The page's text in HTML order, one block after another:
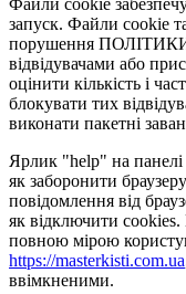
Файли cookie
запуск. Файли cookie
порушення
відвідувачами або
оцінити кількість і
блокувати тих
виконати пакетні
Ярлик "help" на панелі
як заборонити
повідомлення від
як відключити
повною мірою
https://masterkisti.com.ua
ввімкненими.